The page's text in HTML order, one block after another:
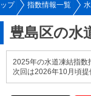
プ 指数情報一覧
豊島区の水
2025年の水道凍結指数
次回は2026年10月頃提